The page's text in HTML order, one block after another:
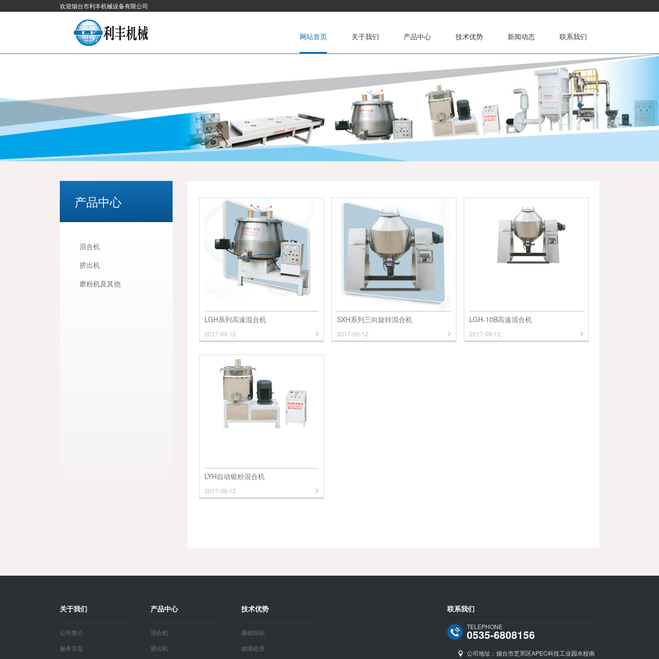
欢迎烟台市利丰机械设备有限公司
网站首页 关于我们 产品中心
磨粉机及其他
技术优势
故障处理 维护保养 资料文档
新闻动态
公司新闻 行业新闻
联系我们
联系方式
产品中心
混合机
挤出机
磨粉机及其他
LGH系列高速混合机
2017-09-12
SXH系列三向旋转混合机
2017-09-12
LGH-10B高速混合机
2017-09-12
LYH自动银粉混合机
2017-09-12
关于我们
公司简介
服务宗旨
产品中心
混合机
挤出机
技术优势
基础知识
故障处理
联系我们
TELEPHONE
0535-6808156
公司地址：烟台市芝罘区APEC科技工业园水校南